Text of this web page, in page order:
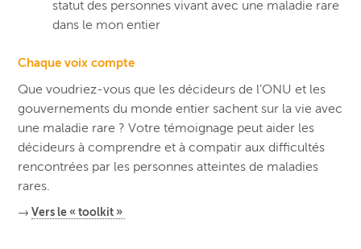
statut des personnes vivant avec une maladie rare
dans le mon entier
Chaque voix compte
Que voudriez-vous que les décideurs de l’ONU et les
gouvernements du monde entier sachent sur la vie avec
une maladie rare ? Votre témoignage peut aider les
décideurs à comprendre et à compatir aux difficultés
rencontrées par les personnes atteintes de maladies
rares.
→Vers le « toolkit »